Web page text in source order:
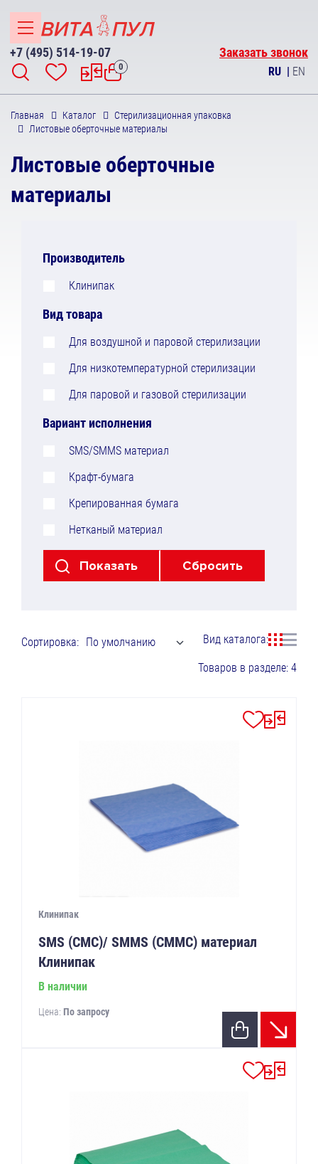
+7 (495) 514-19-07 Заказать звонок
0 RU | EN
Главная Каталог
Стерилизационная упаковка
Листовые оберточные материалы
Листовые оберточные
материалы
Производитель
Клинипак
Вид товара
Для воздушной и паровой стерилизации
Для низкотемпературной стерилизации
Для паровой и газовой стерилизации
Вариант исполнения
SMS/SMMS материал
Крафт-бумага
Крепированная бумага
Нетканый материал
Сортировка: По умолчанию
Товаров в разделе: 4
Вид каталога:
Клинипак
SMS (СМС)/ SMMS (СММС) материал
Клинипак
В наличии
Цена: По запросу